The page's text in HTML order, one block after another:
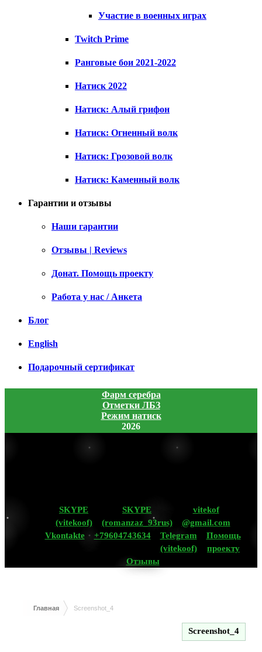
Участие в военных играх
Twitch Prime
Ранговые бои 2021-2022
Натиск 2022
Натиск: Алый грифон
Натиск: Огненный волк
Натиск: Грозовой волк
Натиск: Каменный волк
Гарантии и отзывы
Наши гарантии
Отзывы | Reviews
Донат. Помощь проекту
Работа у нас / Анкета
Блог
English
Подарочный сертификат
Фарм серебра
Отметки ЛБЗ
Режим натиск
2026
SKYPE
(vitekoof)
SKYPE
(romanzaz_93rus)
vitekof
@gmail.com
Vkontakte
+79604743634
Telegram
(vitekoof)
Помощь
проекту
Отзывы
Главная Screenshot_4
Screenshot_4